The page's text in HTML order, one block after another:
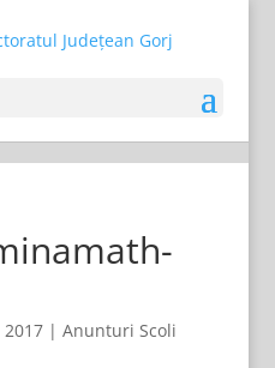
| Anunturi Scoli